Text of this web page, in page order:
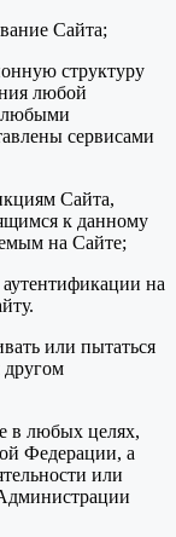
Сайта;
структуру
любой
любыми
сервисами
Сайта,
к данному
на Сайте;
на
или пытаться
в любых целях,
Федерации, а
или